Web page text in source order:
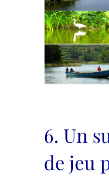
6. Un
de jeu